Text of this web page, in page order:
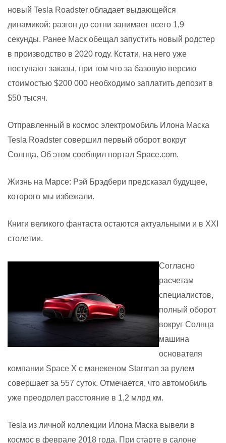
новый Tesla Roadster обладает выдающейся
динамикой: разгон до сотни занимает всего 1,9
секунды. Ранее Маск обещал запустить новый родстер
в производство в 2020 году. Кстати, на него уже
поступают заказы, при том что за базовую версию
стоимостью $200 000 необходимо заплатить депозит в
$50 тысяч.
Отправленный в космос электромобиль Илона Маска
Tesla Roadster совершил первый оборот вокруг
Солнца. Об этом сообщил портал Space.com.
Жизнь на Марсе: Рэй Брэдбери предсказал будущее,
которого мы избежали.
Книги великого фантаста остаются актуальными и в XXI
столетии.
Согласно
расчетам
специалистов,
полный оборот
вокруг Солнца
машина
основателя
компании Space X с манекеном Starman за рулем
совершает за 557 суток. Отмечается, что автомобиль
уже преодолел расстояние в 1,2 млрд км.
Tesla из личной коллекции Илона Маска вывели в
космос в феврале 2018 года. При старте в салоне